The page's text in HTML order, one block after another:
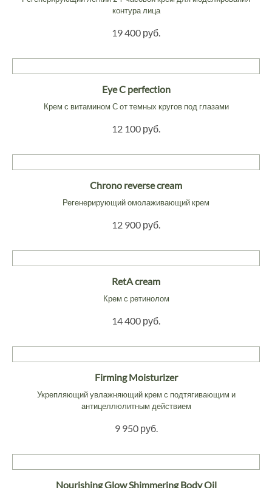
контура лица
19 400 руб.
Eye C perfection
Крем с витамином С от темных кругов под глазами
12 100 руб.
Chrono reverse cream
Регенерирующий омолаживающий крем
12 900 руб.
RetA cream
Крем с ретинолом
14 400 руб.
Firming Moisturizer
Укрепляющий увлажняющий крем с подтягивающим и
антицеллюлитным действием
9 950 руб.
Nourishing Glow Shimmering Body Oil